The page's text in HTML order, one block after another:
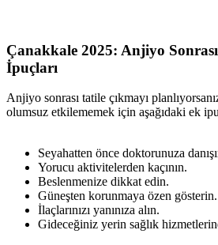
Çanakkale 2025: Anjiyo
İpuçları
Anjiyo sonrası tatile çıkmayı
olumsuz etkilememek için aşağıdaki ek
Seyahatten önce doktorunuza
Yorucu aktivitelerden kaçının.
Beslenmenize dikkat edin.
Güneşten korunmaya özen gösterin.
İlaçlarınızı yanınıza alın.
Gideceğiniz yerin sağlık